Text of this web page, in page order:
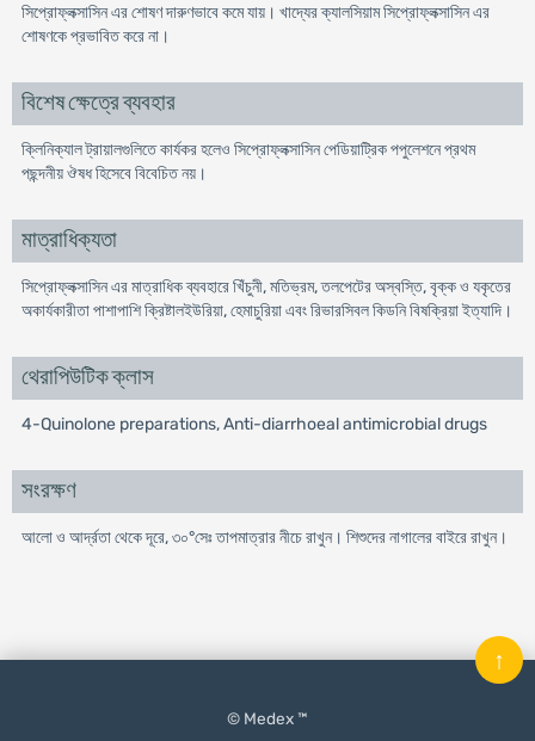
সিপ্রোফ্লক্সাসিন এর শোষণ দারুণভাবে কমে যায়। খাদ্যের ক্যালসিয়াম সিপ্রোফ্লক্সাসিন এর
শোষণকে প্রভাবিত করে না।
বিশেষ ক্ষেত্রে ব্যবহার
ক্লিনিক্যাল ট্রায়ালগুলিতে কার্যকর হলেও সিপ্রোফ্লক্সাসিন পেডিয়াট্রিক পপুলেশনে প্রথম
পছন্দনীয় ঔষধ হিসেবে বিবেচিত নয়।
মাত্রাধিক্যতা
সিপ্রোফ্লক্সাসিন এর মাত্রাধিক ব্যবহারে খিঁচুনী, মতিভ্রম, তলপেটের অস্বস্তি, বৃক্ক ও যকৃতের
অকার্যকারীতা পাশাপাশি ক্রিষ্টালইউরিয়া, হেমাচুরিয়া এবং রিভারসিবল কিডনি বিষক্রিয়া ইত্যাদি।
থেরাপিউটিক ক্লাস
4-Quinolone preparations, Anti-diarrhoeal antimicrobial drugs
সংরক্ষণ
আলো ও আর্দ্রতা থেকে দূরে, ৩০°সেঃ তাপমাত্রার নীচে রাখুন। শিশুদের নাগালের বাইরে রাখুন।
© Medex ™
↑